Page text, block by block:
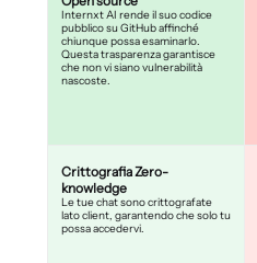
Internxt AI rende il suo codice
pubblico su GitHub affinché
chiunque possa esaminarlo.
Questa trasparenza garantisce
che non vi siano vulnerabilità
nascoste.
Crittografia Zero-
knowledge
Le tue chat sono crittografate
lato client, garantendo che solo tu
possa accedervi.